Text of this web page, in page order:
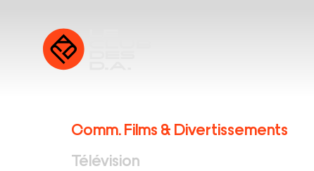
Comm. Films & Divertissements
Télévision